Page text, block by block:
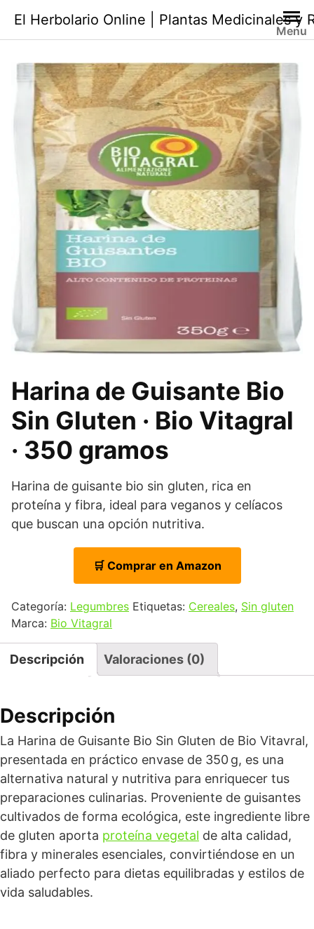
contenido
El Herbolario Online | Plantas Medicinales y
Menu
Harina de Guisante Bio
Sin Gluten · Bio Vitagral
· 350 gramos
Harina de guisante bio sin gluten, rica en
proteína y fibra, ideal para veganos y celíacos
que buscan una opción nutritiva.
🛒 Comprar en Amazon
Categoría: Legumbres Etiquetas: Cereales, Sin gluten
Marca: Bio Vitagral
Descripción Valoraciones (0)
Descripción
La Harina de Guisante Bio Sin Gluten de Bio Vitavral,
presentada en práctico envase de 350 g, es una
alternativa natural y nutritiva para enriquecer tus
preparaciones culinarias. Proveniente de guisantes
cultivados de forma ecológica, este ingrediente libre
de gluten aporta proteína vegetal de alta calidad,
fibra y minerales esenciales, convirtiéndose en un
aliado perfecto para dietas equilibradas y estilos de
vida saludables.